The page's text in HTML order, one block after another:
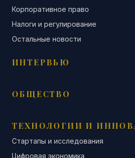
Корпоративное право
Налоги и регулирование
Остальные новости
ИНТЕРВЬЮ
ОБЩЕСТВО
ТЕХНОЛОГИИ И
Стартапы и исследования
Цифровая экономика